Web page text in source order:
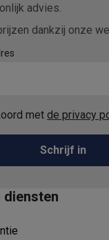
advies.
dankzij onze
met de privacy
Schrijf in
diensten